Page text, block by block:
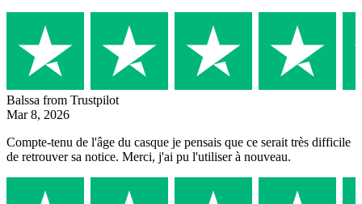
Balssa from Trustpilot
Mar 8, 2026
Compte-tenu de l'âge du casque je pensais que ce serait très difficile
de retrouver sa notice. Merci, j'ai pu l'utiliser à nouveau.